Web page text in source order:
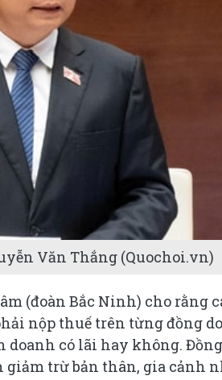
Văn Thắng (Quochoi.vn)
(đoàn Bắc Ninh) cho rằng
nộp thuế trên từng đồng
có lãi hay không.
trừ bản thân, gia cảnh